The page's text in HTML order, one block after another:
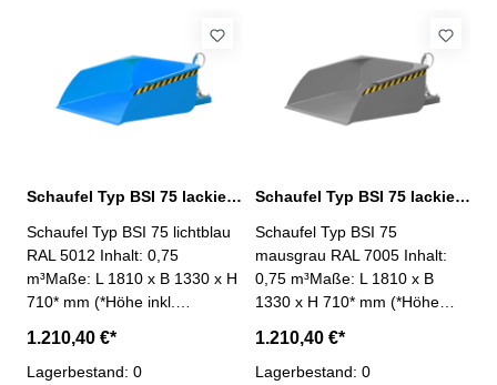
Schürfleiste aus Spezialstahl-
stabiler Grundrahmen-
Sicherung gegen
unbeabsichtigtes Abrutschen-
Schürfleiste aus Spezialstahl-
stabiler Grundrahmen-
Sicherung gegen
unbeabsichtigtes Abrutschen-
Schaufel Typ BSI 75 lackiert lichtblau RAL 5012
Schaufel Typ BSI 75 lichtblau
RAL 5012 Inhalt: 0,75
m³Maße: L 1810 x B 1330 x H
710* mm (*Höhe inkl.
Innenmaße: L 1245 x B 1250
x H 510 mmTragfähigkeit:
1.210,40 €*
Lagerbestand: 0
Schaufel Typ BSI 75 lackiert mausgrau RAL 7005
Schaufel Typ BSI 75
mausgrau RAL 7005 Inhalt:
0,75 m³Maße: L 1810 x B
1330 x H 710* mm (*Höhe
Innenmaße: L 1245 x B 1250
x H 510 mmTragfähigkeit:
1.210,40 €*
Lagerbestand: 0